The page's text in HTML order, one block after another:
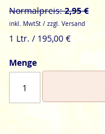
Normalpreis 2,95 €
inkl. MwtSt / zzgl. Versand
1 Ltr. / 195,00 €
Menge